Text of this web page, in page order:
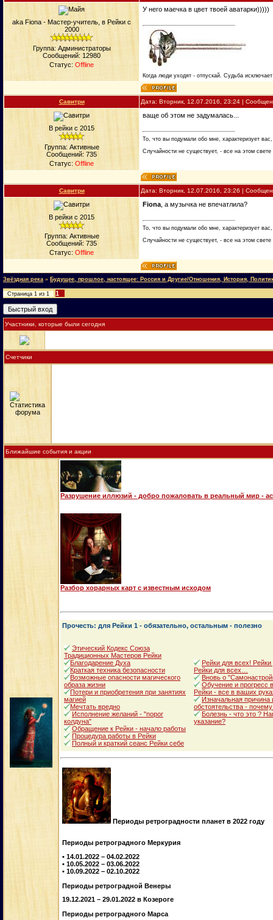
aka Fiona - Мастер-учитель, в Рейки с
2000
Группа: Администраторы
Сообщений: 12980
Статус: Offline
У него маечка в цвет твоей аватарки)))))
Когда люди уходят - отпускай. Судьба
Савитри Дата: Вторник, 12.07.2016, 23:24 |
В рейки с 2015
Группа: Активные
Сообщений: 735
Статус: Offline
ваще об этом не задумалась...
То, что вы подумали обо мне, характеризует
Случайности не существует, - все на этом
Савитри Дата: Вторник, 12.07.2016, 23:26 |
В рейки с 2015
Группа: Активные
Сообщений: 735
Статус: Offline
Fiona , а музычка не впечатлила?
То, что вы подумали обо мне, характеризует
Случайности не существует, - все на этом
Звёздная река » Будущее, прошлое, настоящее: Россия и Другие/Отношения, История,
Страница 1 из 1 1
Участники, которые были сегодня
Счетчики
Ближайшие события и акции
Разрушение иллюзий - добро пожаловать в реальный мир -
Разбор хорарных карт с известным исходом
Прочесть: для Рейки 1 - обязательно, остальным - полезно
Этический Кодекс Союза
Традиционных Мастеров Рейки
Благодарение Духа
Краткая техника безопасности
Возможные опасности магического
образа жизни
Потери и приобретения при занятиях
магией
Мечтать вредно
Исполнение желаний - "порог
колдуна"
Обращение к Рейки - начало работы
Процедура работы в Рейки
Полный и краткий сеанс Рейки себе
Рейки для всех!
Рейки для всех…
Вновь о
Обучение и прогресс
Рейки - все в ваших
Изначальная
обстоятельства -
Болезнь - что это ?
указание?
Периоды ретроградности планет в 2022 году
Периоды ретроградного Меркурия
• 14.01.2022 – 04.02.2022
• 10.05.2022 – 03.06.2022
• 10.09.2022 – 02.10.2022
Периоды ретроградной Венеры
19.12.2021 – 29.01.2022 в Козероге
Периоды ретроградного Марса